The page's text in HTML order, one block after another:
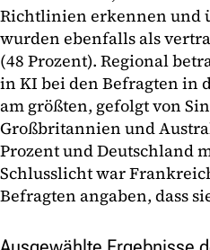
Richtlinien erkennen und
wurden ebenfalls als
(48 Prozent). Regional
in KI bei den Befragten in
am größten, gefolgt von
Großbritannien und
Prozent und Deutschland
Schlusslicht war
Befragten angaben, dass